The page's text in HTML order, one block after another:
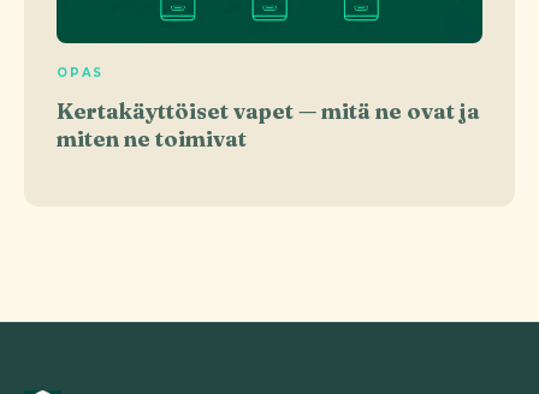
OPAS
Kertakäyttöiset vapet — mitä ne ovat ja
miten ne toimivat